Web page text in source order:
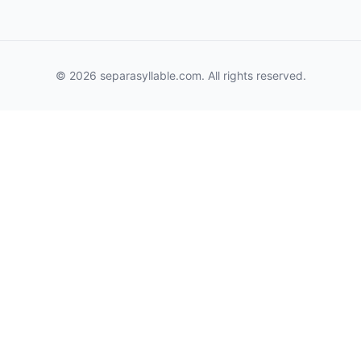
© 2026 separasyllable.com. All rights reserved.